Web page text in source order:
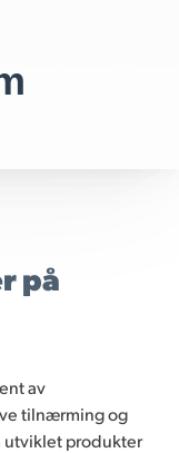
på
av
tilnærming og
utviklet produkter